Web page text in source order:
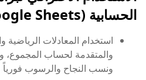
الحسابية (Excel / Google Sheets):
استخدام المعادلات الرياضية
والمتقدمة لحساب المجموع،
ونسب النجاح والرسوب